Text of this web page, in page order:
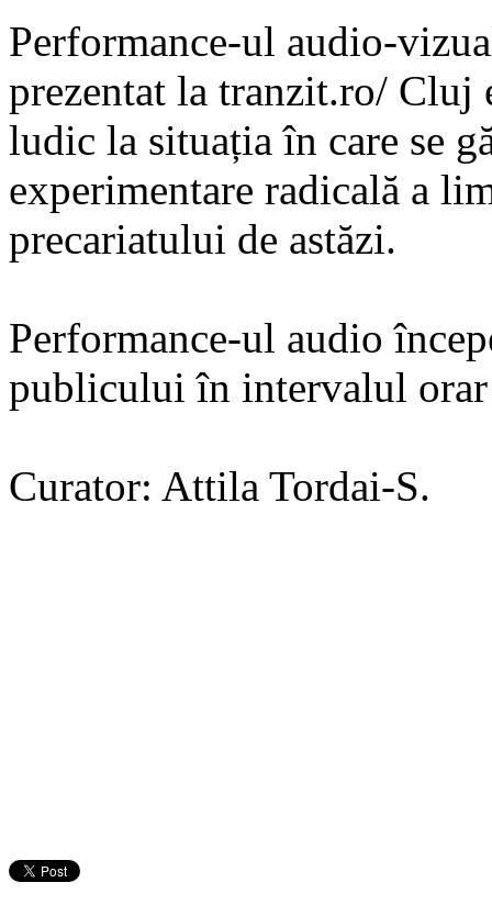
Performance-ul audio-
prezentat la tranzit.ro/ Cluj
ludic la situația în care se
experimentare radicală a
precariatului de astăzi.
Performance-ul audio
publicului în intervalul
Curator: Attila Tordai-S.